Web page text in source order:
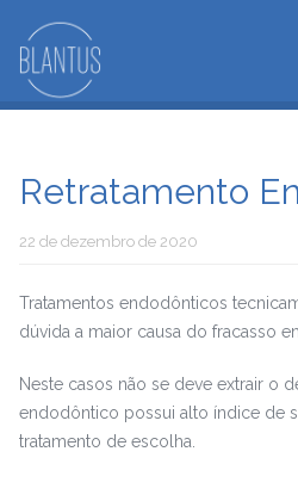
Retratamento
22 de dezembro de 2020
Tratamentos endodônticos
dúvida a maior causa do fracasso
Neste casos não se deve extrair o
endodôntico possui alto índice de
tratamento de escolha.